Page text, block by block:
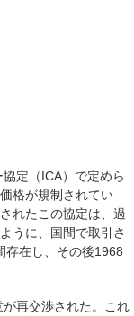
定（ICA）で定めら
格が規制されてい
れたこの協定は、過
うに、国間で取引さ
存在し、その後1968
再交渉された。これ